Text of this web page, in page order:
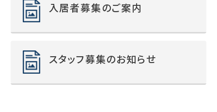
入居者募集のご案内
スタッフ募集のお知らせ